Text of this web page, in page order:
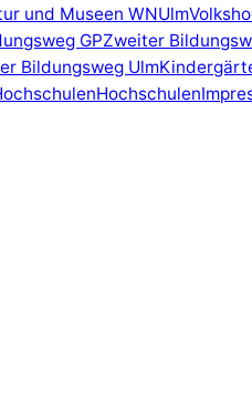
und Museen WNUlm
GPZweiter
Bildungsweg Ulm
Hochschulen